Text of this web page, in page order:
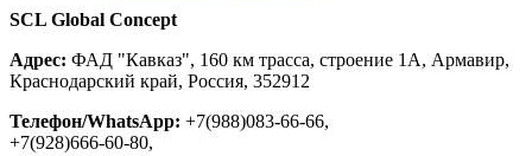
SCL Global Concept
Адрес: ФАД "Кавказ", 160 км трасса, строение 1А, Армавир,
Краснодарский край, Россия, 352912
Телефон/WhatsApp: +7(988)083-66-66,
+7(928)666-60-80,